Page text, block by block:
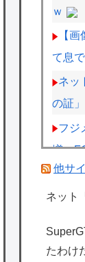
ｗ
【
て息
ネッ
の証
フジ
増、
けコ
フェ
他サ
ネット
たわけ